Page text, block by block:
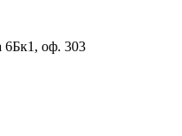
6Бк1, оф. 303